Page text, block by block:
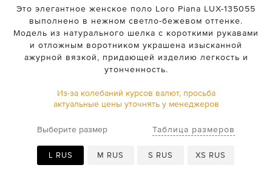
Это элегантное женское поло Loro Piana LUX-135055
выполнено в нежном светло-бежевом оттенке.
Модель из натурального шелка с короткими рукавами
и отложным воротником украшена изысканной
ажурной вязкой, придающей изделию легкость и
утонченность.
Из-за колебаний курсов валют, просьба
актуальные цены уточнять у менеджеров
Выберите размер Таблица размеров
L RUS M RUS S RUS XS RUS